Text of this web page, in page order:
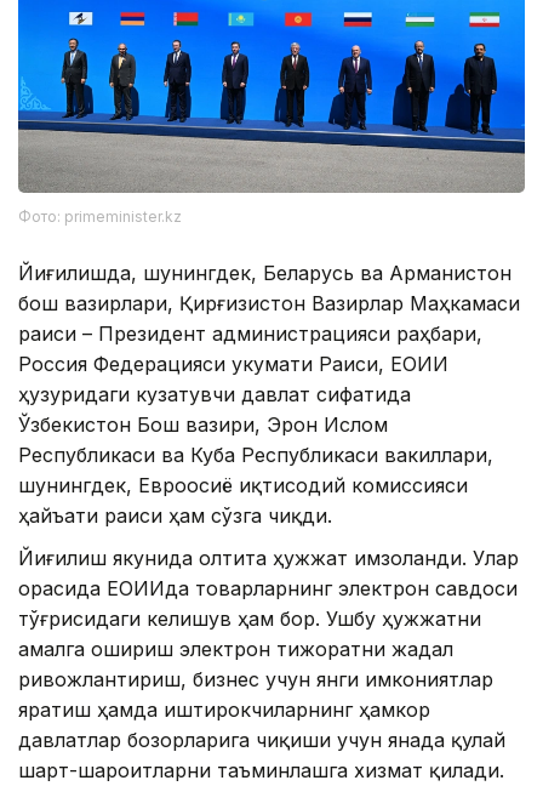
Фото: primeminister.kz
Йиғилишда, шунингдек, Беларусь ва Арманистон
бош вазирлари, Қирғизистон Вазирлар Маҳкамаси
раиси – Президент администрацияси раҳбари,
Россия Федерацияси Ҳукумати Раиси, ЕОИИ
ҳузуридаги кузатувчи давлат сифатида
Ўзбекистон Бош вазири, Эрон Ислом
Республикаси ва Куба Республикаси вакиллари,
шунингдек, Евроосиё иқтисодий комиссияси
ҳайъати раиси ҳам сўзга чиқди.
Йиғилиш якунида олтита ҳужжат имзоланди. Улар
орасида ЕОИИда товарларнинг электрон савдоси
тўғрисидаги келишув ҳам бор. Ушбу ҳужжатни
амалга ошириш электрон тижоратни жадал
ривожлантириш, бизнес учун янги имкониятлар
яратиш ҳамда иштирокчиларнинг ҳамкор
давлатлар бозорларига чиқиши учун янада қулай
шарт-шароитларни таъминлашга хизмат қилади.